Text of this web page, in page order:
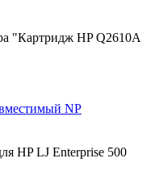
"Картридж HP Q2610A
NP
HP LJ Enterprise 500